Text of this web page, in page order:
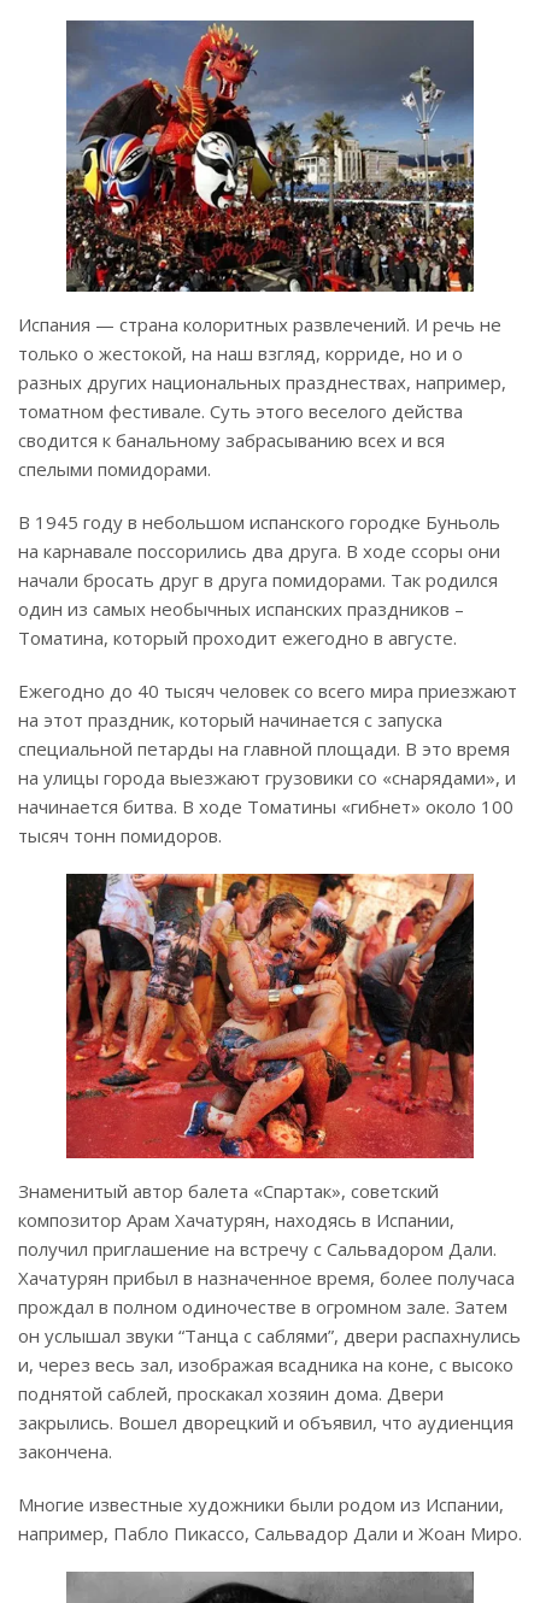
Испания — страна колоритных развлечений. И речь не
только о жестокой, на наш взгляд, корриде, но и о
разных других национальных празднествах, например,
томатном фестивале. Суть этого веселого действа
сводится к банальному забрасыванию всех и вся
спелыми помидорами.
В 1945 году в небольшом испанского городке Буньоль
на карнавале поссорились два друга. В ходе ссоры они
начали бросать друг в друга помидорами. Так родился
один из самых необычных испанских праздников –
Томатина, который проходит ежегодно в августе.
Ежегодно до 40 тысяч человек со всего мира приезжают
на этот праздник, который начинается с запуска
специальной петарды на главной площади. В это время
на улицы города выезжают грузовики со «снарядами», и
начинается битва. В ходе Томатины «гибнет» около 100
тысяч тонн помидоров.
Знаменитый автор балета «Спартак», советский
композитор Арам Хачатурян, находясь в Испании,
получил приглашение на встречу с Сальвадором Дали.
Хачатурян прибыл в назначенное время, более получаса
прождал в полном одиночестве в огромном зале. Затем
он услышал звуки “Танца с саблями”, двери распахнулись
и, через весь зал, изображая всадника на коне, с высоко
поднятой саблей, проскакал хозяин дома. Двери
закрылись. Вошел дворецкий и объявил, что аудиенция
закончена.
Многие известные художники были родом из Испании,
например, Пабло Пикассо, Сальвадор Дали и Жоан Миро.